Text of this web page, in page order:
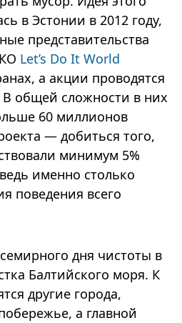
в Эстонии в 2012 году,
представительства
Let’s Do It World
а акции проводятся
В общей сложности в них
60 миллионов
— добиться того,
минимум 5%
именно столько
поведения всего
дня чистоты в
Балтийского моря. К
другие города,
а главной